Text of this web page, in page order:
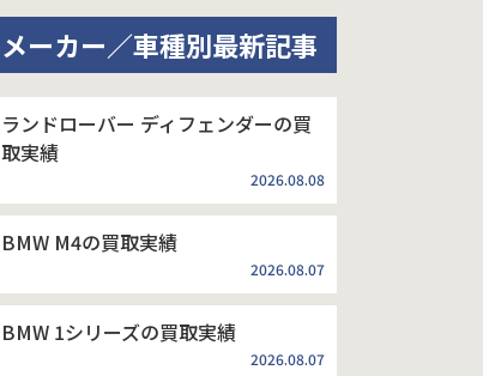
メーカー／車種別最新記事
ランドローバー ディフェンダーの買
取実績
2026.08.08
BMW M4の買取実績
2026.08.07
BMW 1シリーズの買取実績
2026.08.07